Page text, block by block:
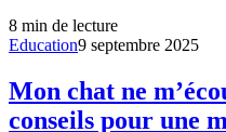
8 min de lecture
Education9 septembre 2025
Mon chat ne
conseils pour une